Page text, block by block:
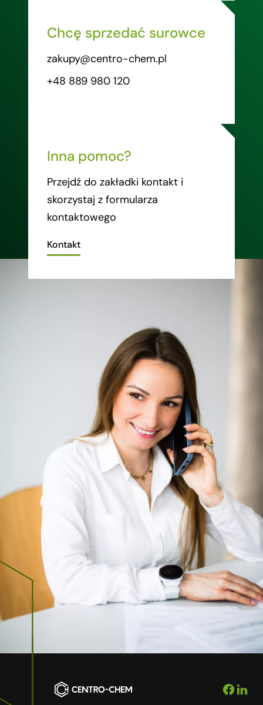
Chcę sprzedać surowce
zakupy@centro-chem.pl
+48 889 980 120
Inna pomoc?
Przejdź do zakładki kontakt i
skorzystaj z formularza
kontaktowego
Kontakt